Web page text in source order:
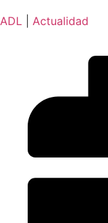
ADL Actualidad